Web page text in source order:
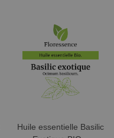
Huile essentielle Basilic